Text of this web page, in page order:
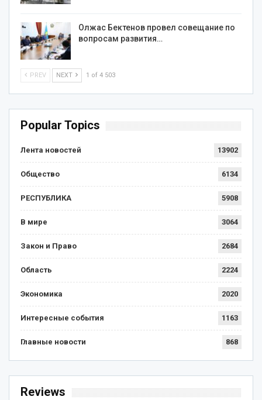
Олжас Бектенов провел совещание по
вопросам развития…
PREV NEXT 1 of 4 503
Popular Topics
Лента новостей 13902
Общество 6134
РЕСПУБЛИКА 5908
В мире 3064
Закон и Право 2684
Область 2224
Экономика 2020
Интересные события 1163
Главные новости 868
Reviews